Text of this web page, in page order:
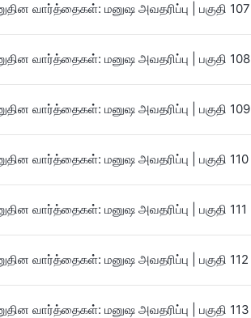
வார்த்தைகள்: மனுஷ அவதரிப்பு | பகுதி 107
வார்த்தைகள்: மனுஷ அவதரிப்பு | பகுதி 108
வார்த்தைகள்: மனுஷ அவதரிப்பு | பகுதி 109
வார்த்தைகள்: மனுஷ அவதரிப்பு | பகுதி 110
வார்த்தைகள்: மனுஷ அவதரிப்பு | பகுதி 111
வார்த்தைகள்: மனுஷ அவதரிப்பு | பகுதி 112
வார்த்தைகள்: மனுஷ அவதரிப்பு | பகுதி 113